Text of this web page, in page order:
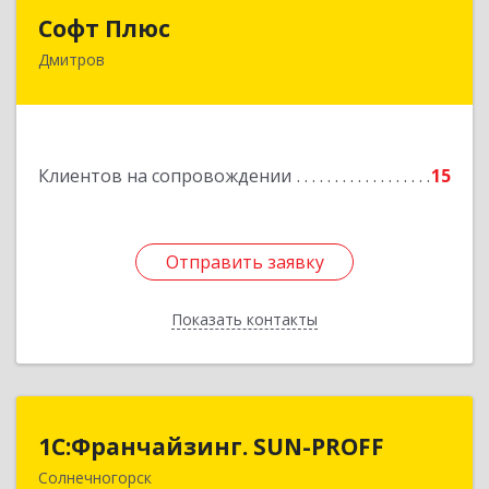
Софт Плюс
Дмитров
Клиентов на сопровождении 15
Отправить заявку
Показать контакты
141851, Московская обл, г.о. Дмитровский,
Отправить заявку
Назад
1С:Франчайзинг. SUN-PROFF
Солнечногорск
1С:Франчайзинг. SUN-PROFF
141503, Московская обл, Солнечногорский р-н,